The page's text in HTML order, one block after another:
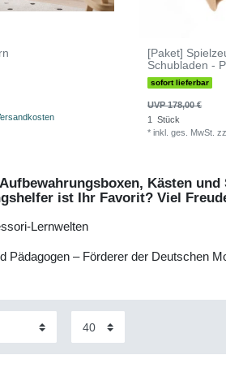
[Paket]
Schubladen -
sofort lieferbar
UVP 178,00 €
1
Stück
*inkl. ges. MwSt.
Kästen
ist Ihr Favorit? Viel
Lernwelten
Pädagogen – Förderer der Deutschen